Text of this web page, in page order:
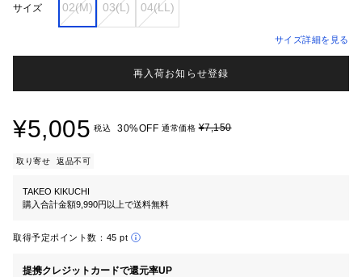
サイズ 02(M) 03(L) 04(LL)
サイズ詳細を見る
再入荷お知らせ登録
¥5,005 税込 30%OFF 通常価格¥7,150
取り寄せ 返品不可
TAKEO KIKUCHI
購入合計金額9,990円以上で送料無料
取得予定ポイント数： 45 pt
提携クレジットカードで還元率UP